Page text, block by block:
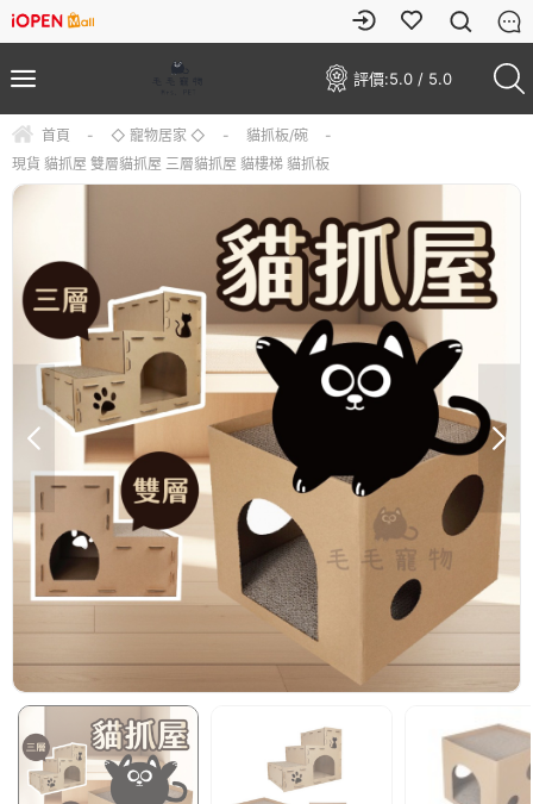
評價:5.0 / 5.0
首頁 - ◇ 寵物居家 ◇ - 貓抓板/碗
-
現貨 貓抓屋 雙層貓抓屋 三層貓抓屋 貓樓梯 貓抓板